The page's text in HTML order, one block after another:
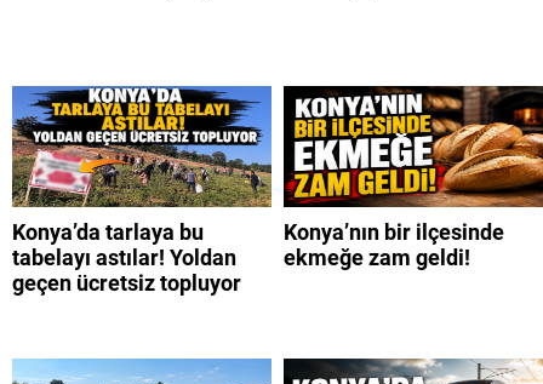
Konya’da tarlaya bu
tabelayı astılar! Yoldan
geçen ücretsiz topluyor
Konya’nın bir ilçesinde
ekmeğe zam geldi!